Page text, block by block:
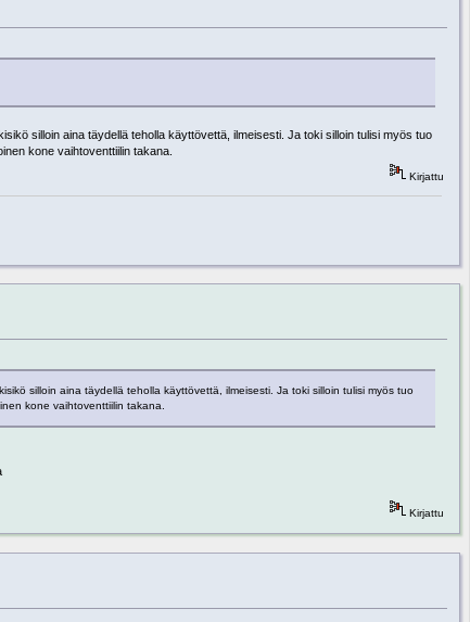
silloin aina täydellä teholla käyttövettä, ilmeisesti. Ja toki silloin tulisi myös tuo
kone vaihtoventtiilin takana.
Kirjattu
silloin aina täydellä teholla käyttövettä, ilmeisesti. Ja toki silloin tulisi myös tuo
kone vaihtoventtiilin takana.
Kirjattu